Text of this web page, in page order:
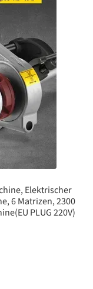
Elektrischer
6 Matrizen, 2300
PLUG 220V)